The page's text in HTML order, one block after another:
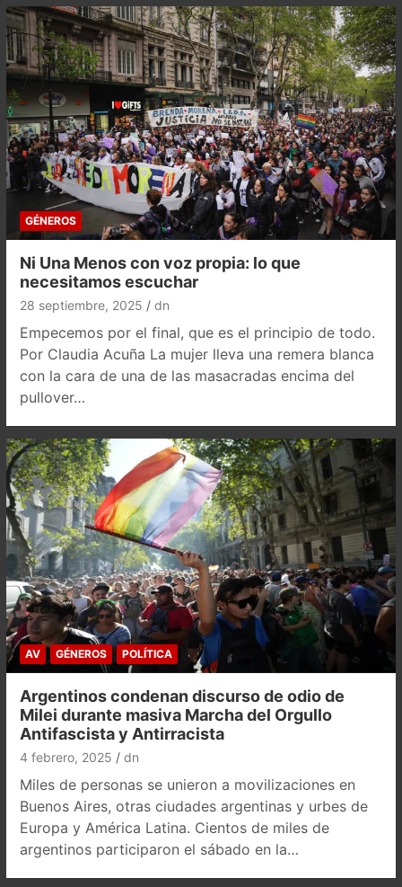
GÉNEROS
Ni Una Menos con voz propia: lo que
necesitamos escuchar
28 septiembre, 2025 dn
Empecemos por el final, que es el principio de todo.
Por Claudia Acuña La mujer lleva una remera blanca
con la cara de una de las masacradas encima del
pullover…
AV GÉNEROS POLÍTICA
Argentinos condenan discurso de odio de
Milei durante masiva Marcha del Orgullo
Antifascista y Antirracista
4 febrero, 2025 dn
Miles de personas se unieron a movilizaciones en
Buenos Aires, otras ciudades argentinas y urbes de
Europa y América Latina. Cientos de miles de
argentinos participaron el sábado en la…